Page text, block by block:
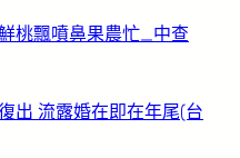
桃飄噴鼻果農忙_中查
出 流露婚在即在年尾(台